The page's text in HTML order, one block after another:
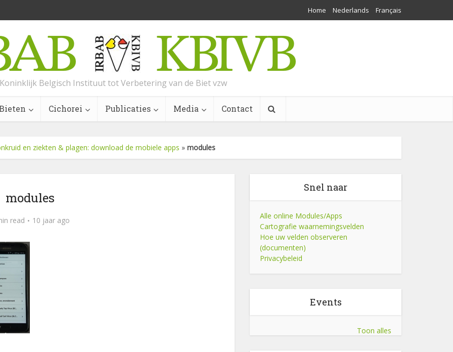
Home Nederlands Français
Koninklijk Belgisch Instituut tot Verbetering van de Biet vzw
Cichorei Publicaties Media Contact
en ziekten & plagen: download de mobiele apps » modules
modules
read 10 jaar ago
Snel naar
Alle online Modules/Apps
Cartografie waarnemingsvelden
Hoe uw velden observeren
(documenten)
Privacybeleid
Events
Toon alles